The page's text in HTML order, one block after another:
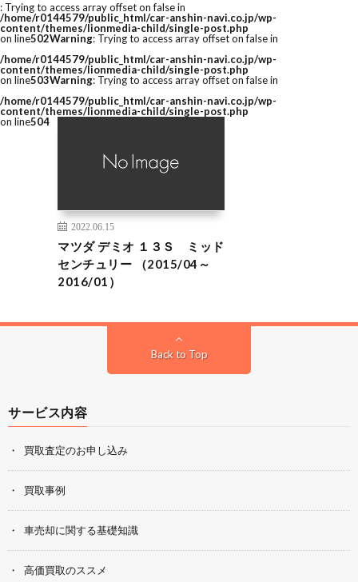
: Trying to access array offset on false in
/home/r0144579/public_html/car-anshin-navi.co.jp/wp-
content/themes/lionmedia-child/single-post.php
on line502Warning: Trying to access array offset on false in
/home/r0144579/public_html/car-anshin-navi.co.jp/wp-
content/themes/lionmedia-child/single-post.php
on line503Warning: Trying to access array offset on false in
/home/r0144579/public_html/car-anshin-navi.co.jp/wp-
content/themes/lionmedia-child/single-post.php
on line504
2022.06.15
マツダ デミオ １３Ｓ ミッド
センチュリー （2015/04～
2016/01）
Back to Top
サービス内容
買取査定のお申し込み
買取事例
車売却に関する基礎知識
高価買取のススメ